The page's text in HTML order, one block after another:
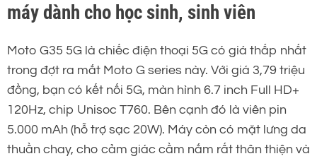
máy dành cho học sinh, sinh viên
Moto G35 5G là chiếc điện thoại 5G có giá thấp nhất
trong đợt ra mắt Moto G series này. Với giá 3,79 triệu
đồng, bạn có kết nối 5G, màn hình 6.7 inch Full HD+
120Hz, chip Unisoc T760. Bên cạnh đó là viên pin
5.000 mAh (hỗ trợ sạc 20W). Máy còn có mặt lưng da
thuần chay, cho cảm giác cầm nắm rất thân thiện và